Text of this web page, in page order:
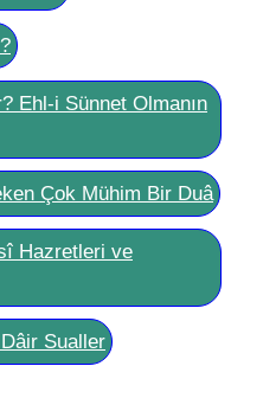
Ehl-i Sünnet Olmanın
Çok Mühim Bir Duâ
Hazretleri ve
Sualler